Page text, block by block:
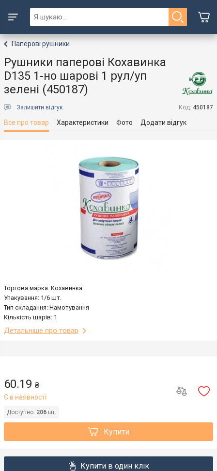
Паперові рушники
Рушники паперові Кохавинка
D135 1-но шарові 1 рул/уп
зелені (450187)
Залишити відгук Код: 450187
Все про товар Характеристики Фото Додати відгук
Торгова марка: Кохавинка
Упакування: 1/6 шт.
Тип складання: Намотування
Кількість шарів: 1
Детальніше про товар
60.19 ₴
Є в наявності
Доступно: 206 шт.
Купити
Купити в один клік